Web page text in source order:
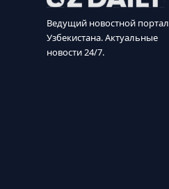
Ведущий новостной портал
Узбекистана. Актуальные
новости 24/7.